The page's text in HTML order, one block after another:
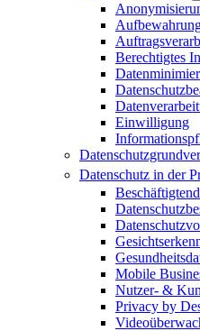
Berechtigtes
Einwilligung
Datenschutz in der
Mobile
Nutzer- &
Privacy by